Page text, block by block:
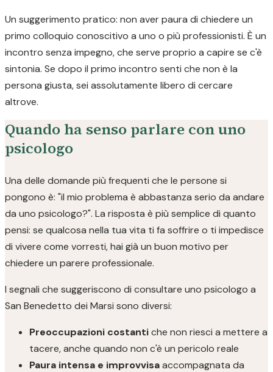
Un suggerimento pratico: non aver paura di chiedere un
primo colloquio conoscitivo a uno o più professionisti. È un
incontro senza impegno, che serve proprio a capire se c'è
sintonia. Se dopo il primo incontro senti che non è la
persona giusta, sei assolutamente libero di cercare
altrove.
Quando ha senso parlare con uno
psicologo
Una delle domande più frequenti che le persone si
pongono è: "il mio problema è abbastanza serio da andare
da uno psicologo?". La risposta è più semplice di quanto
pensi: se qualcosa nella tua vita ti fa soffrire o ti impedisce
di vivere come vorresti, hai già un buon motivo per
chiedere un parere professionale.
I segnali che suggeriscono di consultare uno psicologo a
San Benedetto dei Marsi sono diversi:
Preoccupazioni costantiche non riesci a mettere a
tacere, anche quando non c'è un pericolo reale
Paura intensa e improvvisaaccompagnata da